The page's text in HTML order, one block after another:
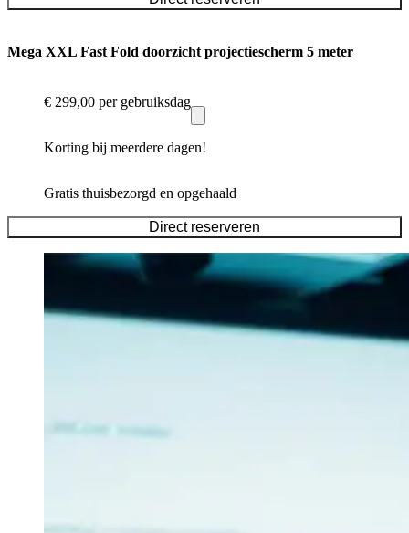
Mega XXL Fast Fold doorzicht projectiescherm 5 meter
€ 299,00 per gebruiksdag
Korting bij meerdere dagen!
Gratis thuisbezorgd en opgehaald
Direct reserveren